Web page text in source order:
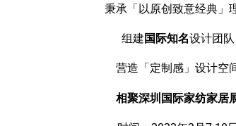
秉承「以原创致意经典」
组建 国际知名设计团队
营造「定制感」设计空
相聚深圳国际家纺家居